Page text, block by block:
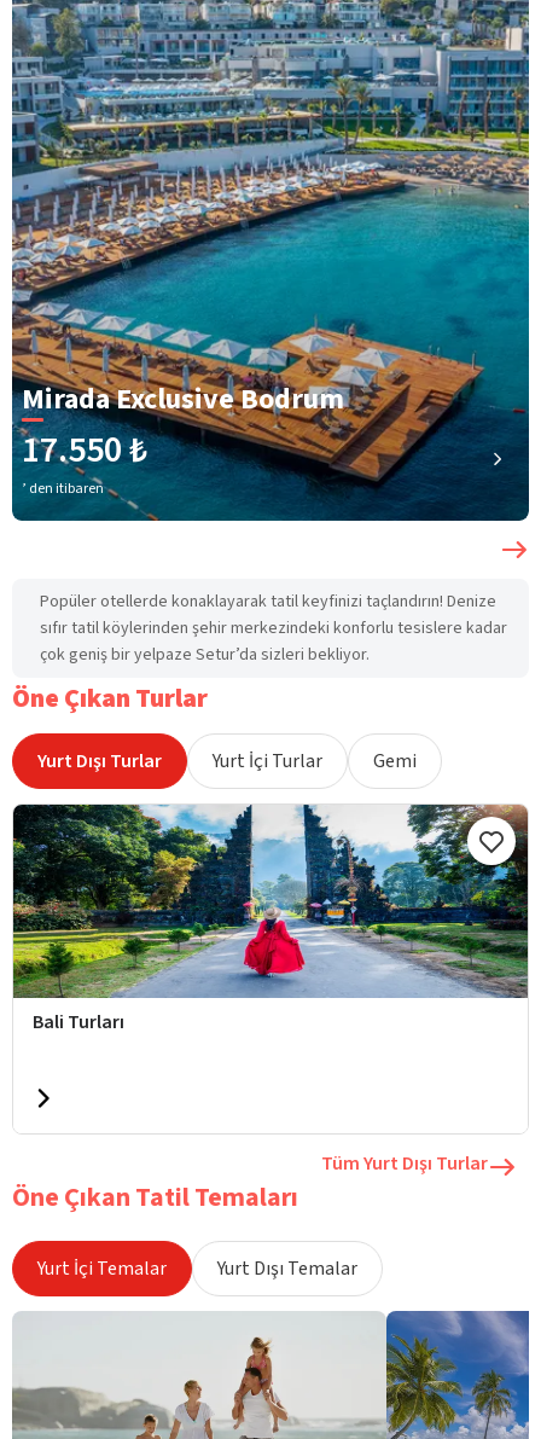
Mirada Exclusive Bodrum
17.550 ₺
’ den itibaren
Popüler otellerde konaklayarak tatil keyfinizi taçlandırın! Denize
sıfır tatil köylerinden şehir merkezindeki konforlu tesislere kadar
çok geniş bir yelpaze Setur’da sizleri bekliyor.
Öne Çıkan Turlar
Yurt Dışı Turlar Yurt İçi Turlar Gemi
Bali Turları
Tüm Yurt Dışı Turlar
Öne Çıkan Tatil Temaları
Yurt İçi Temalar Yurt Dışı Temalar